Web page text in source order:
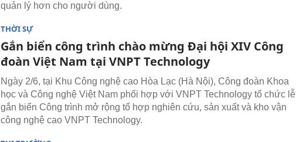
quản lý hơn cho người dùng.
THỜI SỰ
Gắn biển công trình chào mừng Đại hội XIV Công
đoàn Việt Nam tại VNPT Technology
Ngày 2/6, tại Khu Công nghệ cao Hòa Lạc (Hà Nội), Công đoàn Khoa
học và Công nghệ Việt Nam phối hợp với VNPT Technology tổ chức lễ
gắn biển Công trình mở rộng tổ hợp nghiên cứu, sản xuất và kho vận
công nghệ cao VNPT Technology.